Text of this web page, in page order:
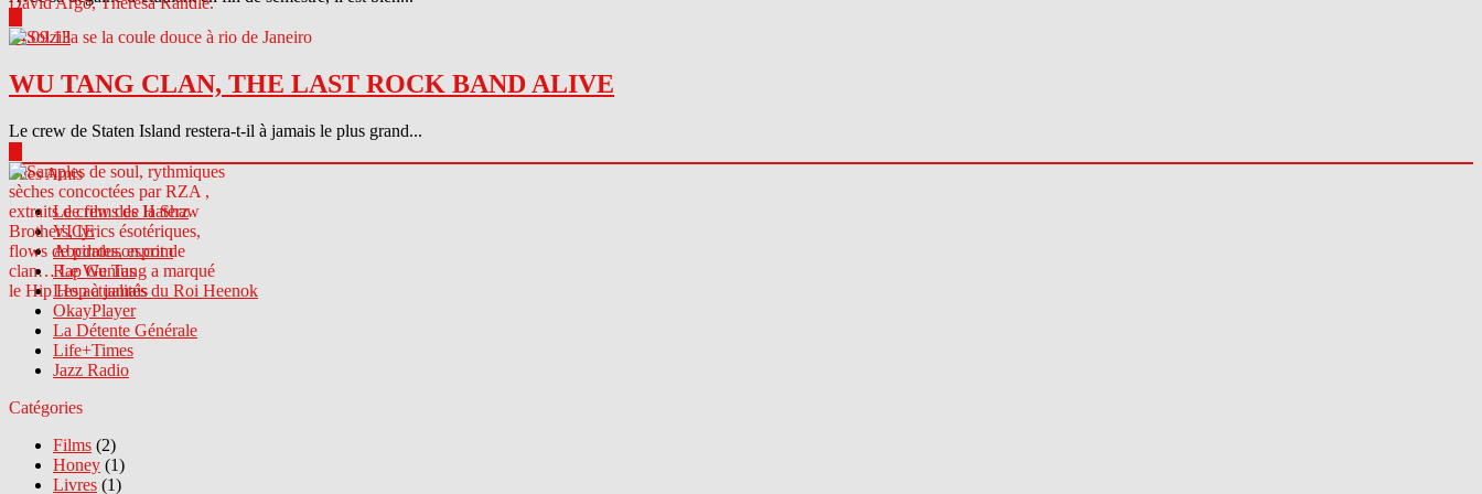
04.09.13
WU TANG CLAN, THE LAST ROCK BAND ALIVE
Le crew de Staten Island restera-t-il à jamais le plus grand...
Sites Amis
Le crew des Haterz
VICE
Abcdrduson.com
Rap Genius
Les actualités du Roi Heenok
OkayPlayer
La Détente Générale
Life+Times
Jazz Radio
Catégories
Films (2)
Honey (1)
Livres (1)